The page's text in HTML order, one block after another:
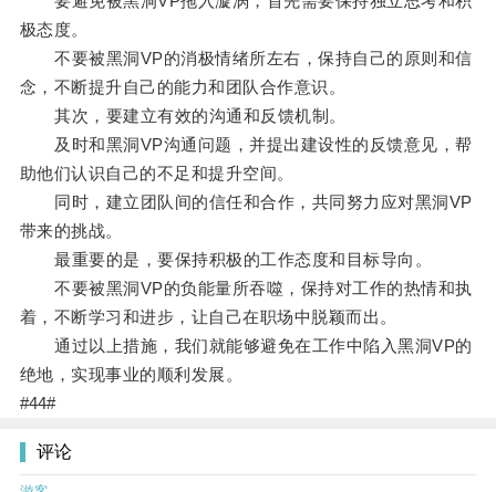
极态度。
不要被黑洞VP的消极情绪所左右，保持自己的原则和信
念，不断提升自己的能力和团队合作意识。
其次，要建立有效的沟通和反馈机制。
及时和黑洞VP沟通问题，并提出建设性的反馈意见，帮
助他们认识自己的不足和提升空间。
同时，建立团队间的信任和合作，共同努力应对黑洞VP
带来的挑战。
最重要的是，要保持积极的工作态度和目标导向。
不要被黑洞VP的负能量所吞噬，保持对工作的热情和执
着，不断学习和进步，让自己在职场中脱颖而出。
通过以上措施，我们就能够避免在工作中陷入黑洞VP的
绝地，实现事业的顺利发展。
#44#
评论